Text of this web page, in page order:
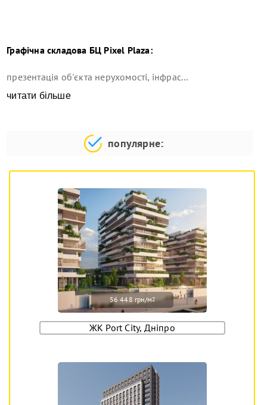
Графічна складова БЦ Pixel Plaza:
презентація об'єкта нерухомості, інфрас...
читати більше
популярне:
56 448 грн/м2
ЖК Port City, Дніпро